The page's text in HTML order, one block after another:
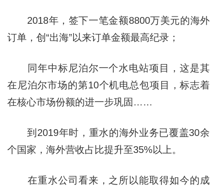
2018年，签下一笔金额8800万美元的海外
订单，创“出海”以来订单金额最高纪录；
同年中标尼泊尔一个水电站项目，这是其
在尼泊尔市场的第10个机电总包项目，标志着
在核心市场份额的进一步巩固……
到2019年时，重水的海外业务已覆盖30余
个国家，海外营收占比提升至35%以上。
在重水公司看来，之所以能取得如今的成